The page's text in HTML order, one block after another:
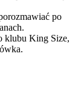
po
klubu King Size,